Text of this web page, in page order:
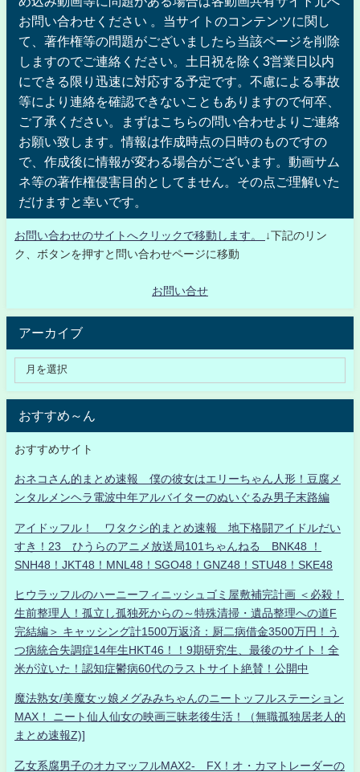
お問い合わせください 。当サイトのコンテンツに関し
て、著作権等の問題がございましたら当該ページを削除
しますのでご連絡ください。土日祝を除く3営業日以内
にできる限り迅速に対応する予定です。不慮による事故
等により連絡を確認できないこともありますので何卒、
ご了承ください。まずはこちらの問い合わせよりご連絡
お願い致します。情報は作成時点の日時のものですの
で、作成後に情報が変わる場合がございます。動画サム
ネ等の著作権侵害目的としてません。その点ご理解いた
だけますと幸いです。
お問い合わせのサイトへクリックで移動します。
↓下記のリン
ク、ボタンを押すと問い合わせページに移動
お問い合せ
アーカイブ
おすすめ～ん
おすすめサイト
おネコさん的まとめ速報 僕の彼女はエリーちゃん人形！豆腐メ
ンタルメンヘラ電波中年アルバイターのぬいぐるみ男子末路編
アイドッフル！ ワタクシ的まとめ速報 地下格闘アイドルだい
すき！23 ひうらのアニメ放送局101ちゃんねる BNK48 ！
SNH48！JKT48！MNL48！SGO48！GNZ48！STU48！SKE48
ヒウラッフルのハーニーフィニッシュゴミ屋敷補完計画 ＜必殺！
生前整理人！孤立し孤独死からの～特殊清掃・遺品整理への道F
完結編＞ キャッシング計1500万返済：厨二病借金3500万円！う
つ病統合失調症14年生HKT46！！9期研究生、最後のサイト！全
米が泣いた！認知症鬱病60代のラストサイト絶賛！公開中
魔法熟女/美魔女ッ娘メグみみちゃんのニートッフルステーション
MAX！ ニート仙人仙女の映画三昧老後生活！（無職孤独居老人的
まとめ速報Z)]
乙女系腐男子のオカマッフルMAX2- FX！オ・カマトレーダーの